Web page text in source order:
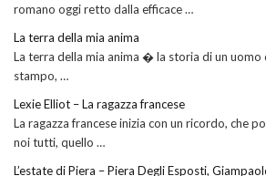
romano oggi retto dalla efficace …
La terra della mia anima
La terra della mia anima � la storia di un uomo
stampo, …
Lexie Elliot – La ragazza francese
La ragazza francese inizia con un ricordo, che
noi tutti, quello …
L’estate di Piera – Piera Degli Esposti,